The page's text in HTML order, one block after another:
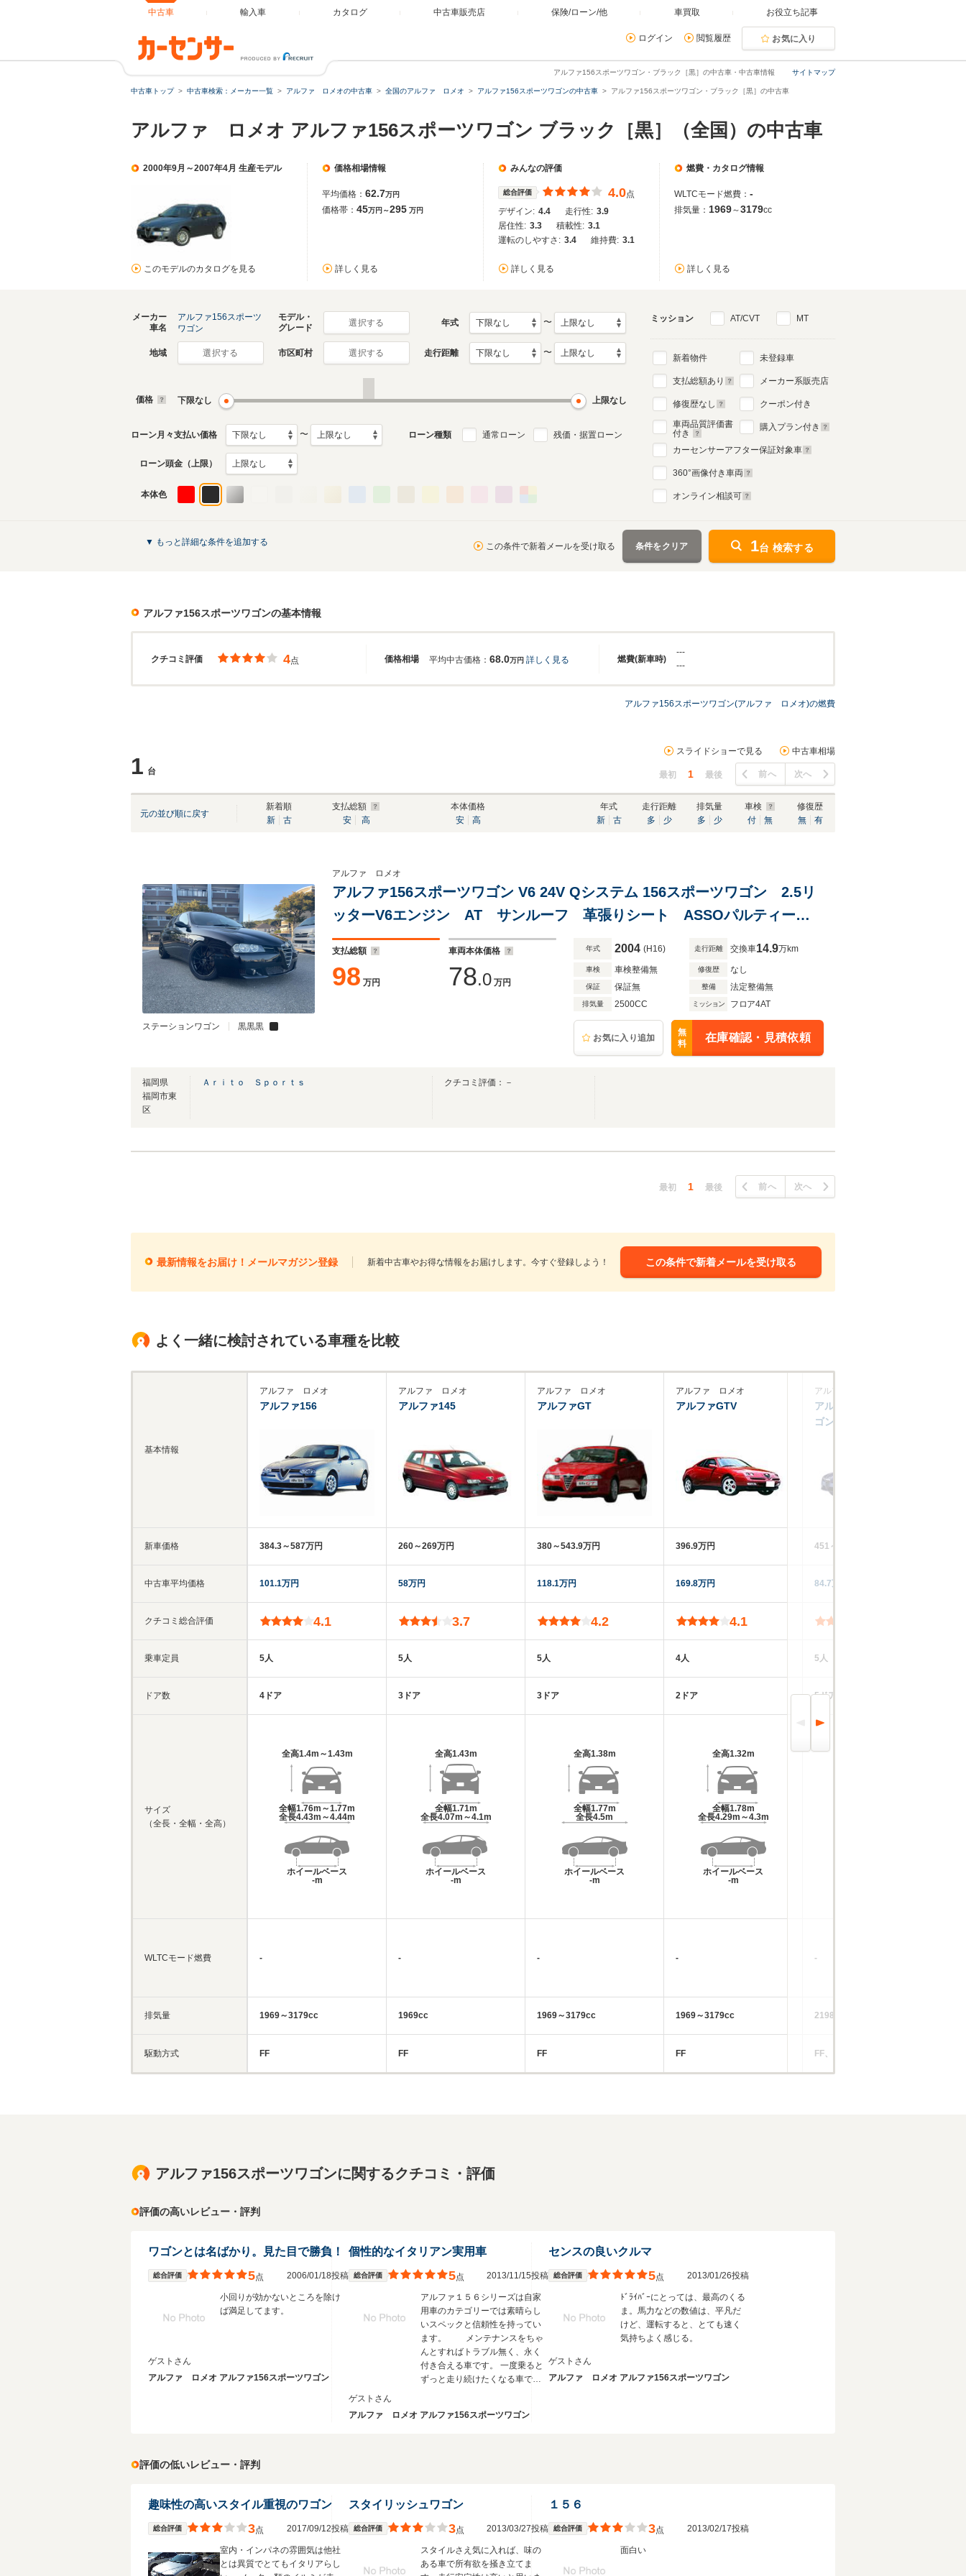
中古車 輸入車 カタログ 中古車販売店 保険/ローン/他 車買取 お役立ち記事
ログイン 閲覧履歴 お気に入り
サイトマップ
アルファ156スポーツワゴン・ブラック［黒］の中古車・中古車情報
中古車トップ 中古車検索：メーカー一覧 アルファ ロメオの中古車 全国のアルファ ロメオ アルファ156スポーツワゴンの中古車 アルファ156スポーツワゴン・ブラック［黒］の中古車
アルファ ロメオ アルファ156スポーツワゴン ブラック［黒］（全国）の中古車
2000年9月～2007年4月 生産モデル
このモデルのカタログを見る
価格相場情報
平均価格： 62.7万円
価格帯： 45万円～295 万円
詳しく見る
みんなの評価
総合評価 4.0点
デザイン: 4.4 走行性: 3.9
居住性: 3.3 積載性: 3.1
運転のしやすさ: 3.4 維持費: 3.1
詳しく見る
燃費・カタログ情報
WLTCモード燃費： -
排気量： 1969～3179cc
詳しく見る
メーカー
車名
アルファ156スポーツ
ワゴン
モデル・
グレード
選択する 年式 〜
地域 選択する 市区町村 選択する 走行距離 〜
価格 下限なし 上限なし
ローン月々支払い価格 〜 ローン種類 通常ローン 残価・据置ローン
ローン頭金（上限）
本体色
ミッション AT/CVT MT
新着物件
支払総額あり
修復歴なし
車両品質評価書
付き
未登録車
メーカー系販売店
クーポン付き
購入プラン付き
カーセンサーアフター保証対象車
360°画像付き車両
オンライン相談可
▼ もっと詳細な条件を追加する この条件で新着メールを受け取る 条件をクリア 1台 検索する
アルファ156スポーツワゴンの基本情報
クチコミ評価 価格相場 燃費(新車時)
4点 平均中古価格： 68.0万円 詳しく見る
---
---
アルファ156スポーツワゴン(アルファ ロメオ)の燃費
1 台
スライドショーで見る 中古車相場
最初 1 最後 前へ 次へ
元の並び順に戻す
新着順
新
古
支払総額
安
高
本体価格
安
高
年式
新
古
走行距離
多
少
排気量
多
少
車検
付
無
修復歴
無
有
ステーションワゴン 黒黒黒
アルファ ロメオ
アルファ156スポーツワゴン V6 24V Qシステム 156スポーツワゴン 2.5リ
ッターV6エンジン AT サンルーフ 革張りシート ASSOパルティー
レ 17インチアルミホイール XYZ車高調キット
支払総額
98 万円
車両本体価格
78.0 万円
年式 2004 (H16) 走行距離 交換車14.9万km
車検 車検整備無 修復歴 なし
保証 保証無 整備 法定整備無
排気量 2500CC ミッション フロア4AT
お気に入り追加
無
料
在庫確認・見積依頼
福岡県
福岡市東
区
Ａｒｉｔｏ Ｓｐｏｒｔｓ クチコミ評価：－
最初 1 最後 前へ 次へ
最新情報をお届け！メールマガジン登録 新着中古車やお得な情報をお届けします。今すぐ登録しよう！ この条件で新着メールを受け取る
よく一緒に検討されている車種を比較
基本情報
新車価格
中古車平均価格
クチコミ総合評価
乗車定員
ドア数
サイズ
（全長・全幅・全高）
WLTCモード燃費
排気量
駆動方式
アルファ ロメオ
アルファ156
384.3～587万円
101.1万円
4.1
5人
4ドア
全高1.4m～1.43m
全幅1.76m～1.77m
全長4.43m～4.44m
ホイールベース
-m
-
1969～3179cc
FF
アルファ ロメオ
アルファ145
260～269万円
58万円
3.7
5人
3ドア
全高1.43m
全幅1.71m
全長4.07m～4.1m
ホイールベース
-m
-
1969cc
FF
アルファ ロメオ
アルファGT
380～543.9万円
118.1万円
4.2
5人
3ドア
全高1.38m
全幅1.77m
全長4.5m
ホイールベース
-m
-
1969～3179cc
FF
アルファ ロメオ
アルファGTV
396.9万円
169.8万円
4.1
4人
2ドア
全高1.32m
全幅1.78m
全長4.29m～4.3m
ホイールベース
-m
-
1969～3179cc
FF
アルファ ロメオ
アルファ159スポーツワ
ゴン
451～620万円
84.7万円
5人
5ドア
-
2198～3195cc
FF、4WD
アルファ156スポーツワゴンに関するクチコミ・評価
評価の高いレビュー・評判
ワゴンとは名ばかり。見た目で勝負！
総合評価 5点 2006/01/18投稿
小回りが効かないところを除け
ば満足してます。
ゲストさん
アルファ ロメオ アルファ156スポーツワゴン
個性的なイタリアン実用車
総合評価 5点 2013/11/15投稿
アルファ１５６シリーズは自家
用車のカテゴリーでは素晴らし
いスペックと信頼性を持ってい
ます。 メンテナンスをちゃ
んとすればトラブル無く、永く
付き合える車です。 一度乗ると
ずっと走り続けたくなる車で
ゲストさん
アルファ ロメオ アルファ156スポーツワゴン
センスの良いクルマ
総合評価 5点 2013/01/26投稿
ﾄﾞﾗｲﾊﾞｰにとっては、最高のくる
ま。馬力などの数値は、平凡だ
けど、運転すると、とても速く
気持ちよく感じる。
ゲストさん
アルファ ロメオ アルファ156スポーツワゴン
評価の低いレビュー・評判
趣味性の高いスタイル重視のワゴン
総合評価 3点 2017/09/12投稿
室内・インパネの雰囲気は他社
とは異質でとてもイタリアらし
スタイリッシュワゴン
総合評価 3点 2013/03/27投稿
スタイルさえ気に入れば、味の
ある車で所有欲を掻き立てま
１５６
総合評価 3点 2013/02/17投稿
面白い